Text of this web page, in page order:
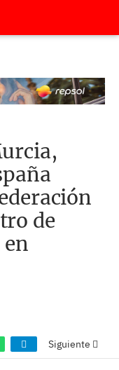
de
Siguiente